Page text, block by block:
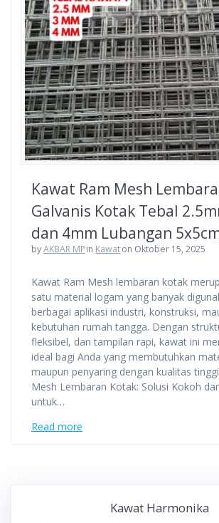
Kawat Ram Mesh
Galvanis Kotak Tebal
dan 4mm Lubangan
byAKBAR MPin Kawaton Oktober 15, 2025
Kawat Ram Mesh lembaran kotak
satu material logam yang banyak
berbagai aplikasi industri, konstruksi,
kebutuhan rumah tangga. Dengan
fleksibel, dan tampilan rapi, kawat ini
ideal bagi Anda yang membutuhkan
maupun penyaring dengan kualitas
Mesh Lembaran Kotak: Solusi Kokoh
untuk…
Read more
Kawat Harmonika